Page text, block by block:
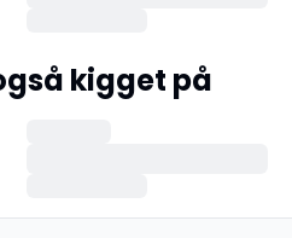
kigget på